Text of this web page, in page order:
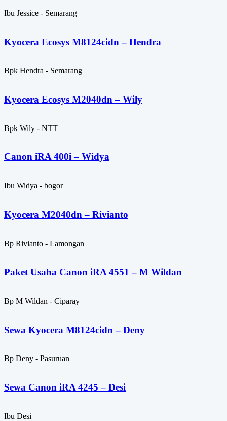
Ibu Jessice - Semarang
Kyocera Ecosys M8124cidn – Hendra
Bpk Hendra - Semarang
Kyocera Ecosys M2040dn – Wily
Bpk Wily - NTT
Canon iRA 400i – Widya
Ibu Widya - bogor
Kyocera M2040dn – Rivianto
Bp Rivianto - Lamongan
Paket Usaha Canon iRA 4551 – M Wildan
Bp M Wildan - Ciparay
Sewa Kyocera M8124cidn – Deny
Bp Deny - Pasuruan
Sewa Canon iRA 4245 – Desi
Ibu Desi